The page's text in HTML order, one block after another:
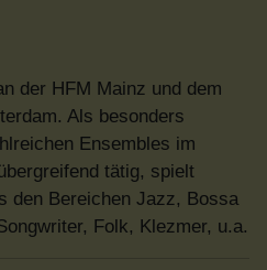
der HFM Mainz und dem
Als besonders
Ensembles im
tätig, spielt
den Bereichen Jazz, Bossa
Folk, Klezmer, u.a.